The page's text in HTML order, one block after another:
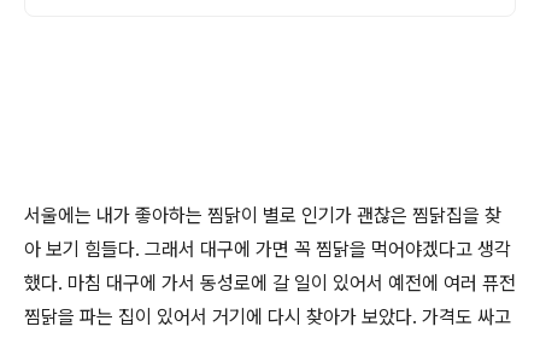
서울에는 내가 좋아하는 찜닭이 별로 인기가 괜찮은 찜닭집을 찾
아 보기 힘들다. 그래서 대구에 가면 꼭 찜닭을 먹어야겠다고 생각
했다. 마침 대구에 가서 동성로에 갈 일이 있어서 예전에 여러 퓨전
찜닭을 파는 집이 있어서 거기에 다시 찾아가 보았다. 가격도 싸고